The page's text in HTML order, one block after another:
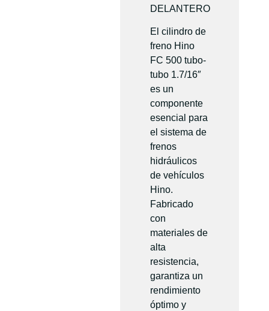
DELANTERO
El cilindro de
freno Hino
FC 500 tubo-
tubo 1.7/16″
es un
componente
esencial para
el sistema de
frenos
hidráulicos
de vehículos
Hino.
Fabricado
con
materiales de
alta
resistencia,
garantiza un
rendimiento
óptimo y